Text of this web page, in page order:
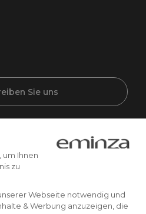
Sie uns
(Vorkasse) ab CHF
Google pay.